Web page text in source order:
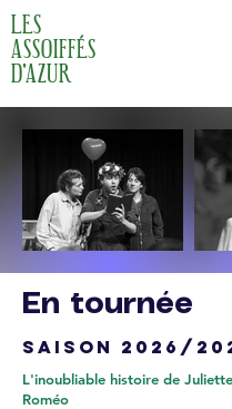
LES
ASSOIFFÉS
D'AZUR
En tournée
SAISON 2026/
L'inoubliable histoire de
Roméo